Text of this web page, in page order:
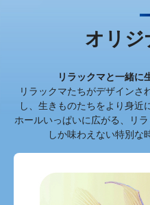
オリジ
リラックマと一緒に
リラックマたちがデザインさ
し、生きものたちをより身近
ホールいっぱいに広がる、リ
しか味わえない特別な